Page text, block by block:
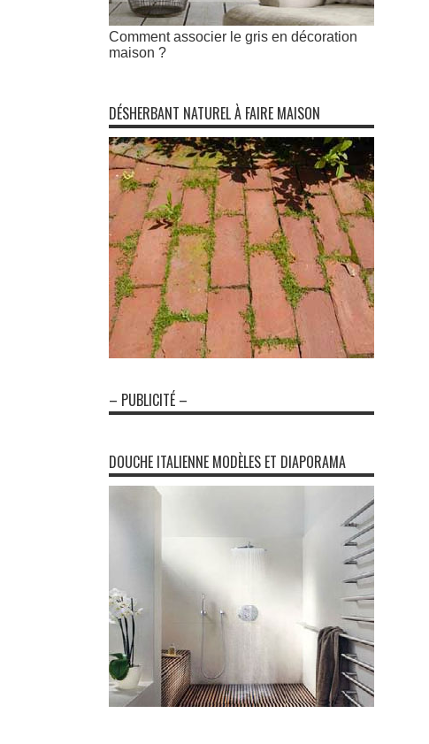
Comment associer le gris en décoration
maison ?
DÉSHERBANT NATUREL À FAIRE MAISON
– PUBLICITÉ –
DOUCHE ITALIENNE MODÈLES ET DIAPORAMA